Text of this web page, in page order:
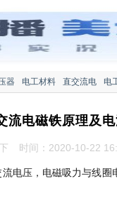
器 电工材料 直交流电 电
流电磁铁原理及
时间：2020-10-22
电压，电磁吸力与线